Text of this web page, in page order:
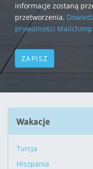
informacje zostaną
przetworzenia.
prywatności
Wakacje
Turcja
Hiszpania